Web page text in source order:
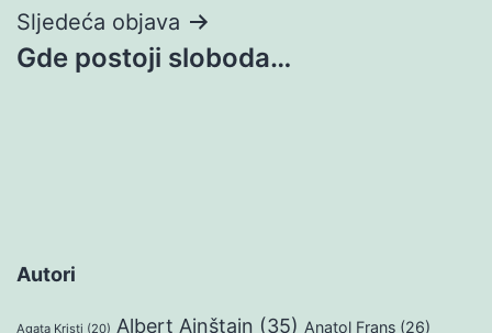
Sljedeća objava
Gde postoji sloboda…
Autori
Agata Kristi (20) Albert Ajnštajn (35) Anatol Frans (26)